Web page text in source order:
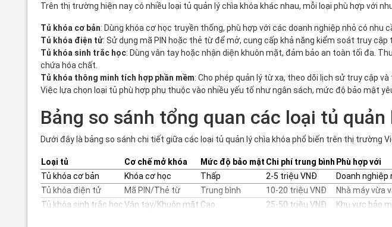
Trên thị trường hiện nay có nhiều loại tủ quản lý chìa khóa khác nhau, mỗi loại phù hợp với
Tủ khóa cơ bản: Dùng khóa cơ học truyền thống, phù hợp với các doanh nghiệp nhỏ có nhu
Tủ khóa điện tử: Sử dụng mã PIN hoặc thẻ từ để mở, cung cấp khả năng kiểm soát truy
Tủ khóa sinh trắc học: Dùng vân tay hoặc nhận diện khuôn mặt, đảm bảo an toàn tối đa.
chứa hóa chất.
Tủ khóa thông minh tích hợp phần mềm: Cho phép quản lý từ xa, theo dõi lịch sử truy cập
Việc lựa chọn loại tủ phù hợp phụ thuộc vào nhiều yếu tố như ngân sách, mức độ bảo mật
Bảng so sánh tổng quan các loại tủ quản
Dưới đây là bảng so sánh chi tiết giữa các loại tủ quản lý chìa khóa phổ biến trên thị trường
Loại tủ Cơ chế mở khóa Mức độ bảo mật Chi phí trung bình Phù hợp với
Tủ khóa cơ bản
Khóa cơ học Thấp 2-5 triệu VNĐ
Doanh nghiệp
Tủ khóa điện tử
Mã PIN/Thẻ từ Trung bình 10-20 triệu VNĐ
Nhà máy vừa
Tủ khóa sinh trắc họcVân tay/Khuôn mặt Cao 25-50 triệu VNĐ
Khu vực bảo